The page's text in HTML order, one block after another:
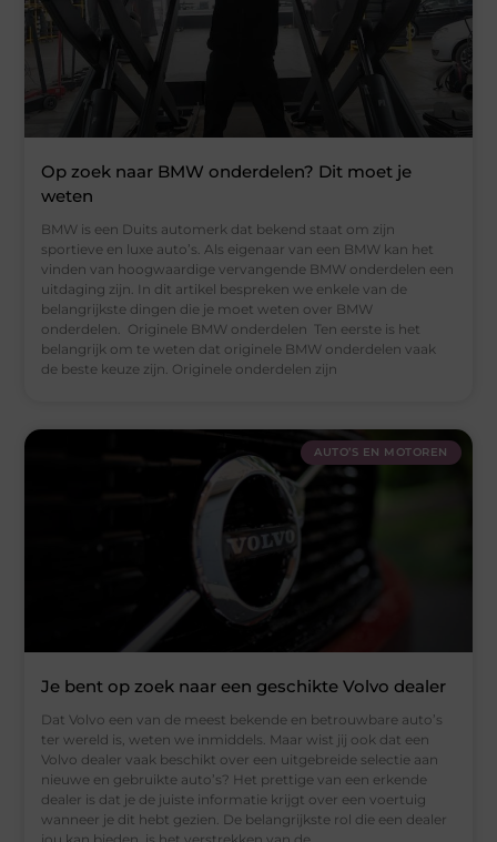
Op zoek naar BMW onderdelen? Dit moet je
weten
BMW is een Duits automerk dat bekend staat om zijn
sportieve en luxe auto’s. Als eigenaar van een BMW kan het
vinden van hoogwaardige vervangende BMW onderdelen een
uitdaging zijn. In dit artikel bespreken we enkele van de
belangrijkste dingen die je moet weten over BMW
onderdelen. Originele BMW onderdelen Ten eerste is het
belangrijk om te weten dat originele BMW onderdelen vaak
de beste keuze zijn. Originele onderdelen zijn
AUTO’S EN MOTOREN
Je bent op zoek naar een geschikte Volvo dealer
Dat Volvo een van de meest bekende en betrouwbare auto’s
ter wereld is, weten we inmiddels. Maar wist jij ook dat een
Volvo dealer vaak beschikt over een uitgebreide selectie aan
nieuwe en gebruikte auto’s? Het prettige van een erkende
dealer is dat je de juiste informatie krijgt over een voertuig
wanneer je dit hebt gezien. De belangrijkste rol die een dealer